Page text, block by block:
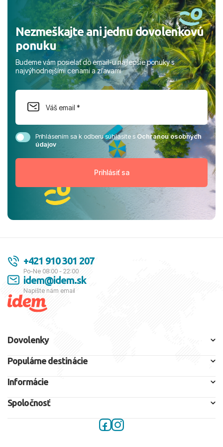
Vakcinácia: Nie je potrebná.
Štátne zriadenie:
Prezidentská
republika
Jazyky: Pluralitná republika
Nezmeškajte ani jednu dovolenkovú
ponuku
Budeme vám posielať do email-u najlepšie ponuky s
najvýhodnejšími cenami a zľavami
Prihlásením sa k odberu súhlasíte sOchranou osobných
údajov
+421 910 301 207
Po-Ne 08:00 - 22:00
idem@idem.sk
Napíšte nám email
Dovolenky
Populárne destinácie
Informácie
Spoločnosť